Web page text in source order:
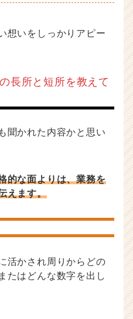
想いをしっかりアピー
長所と短所を教えて
聞かれた内容かと思い
的な面よりは、業務を
えます。
活かされ周りからどの
たはどんな数字を出し